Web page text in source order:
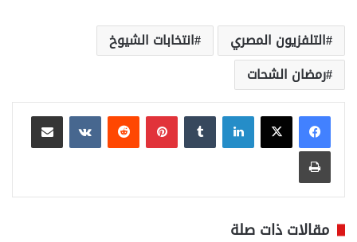
التلفزيون المصري
انتخابات الشيوخ
رمضان الشحات
لينكدإن بينتيريست
مشاركة عبر البريد
طباعة
مقالات ذات صلة